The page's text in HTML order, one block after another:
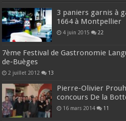
3 paniers garnis à
1664 à Montpellier
4 juin 2015 22
7ème Festival de Gastronomie
de-Buèges
2 juillet 2012 13
Pierre-Olivier
concours De la
16 mars 2014 11